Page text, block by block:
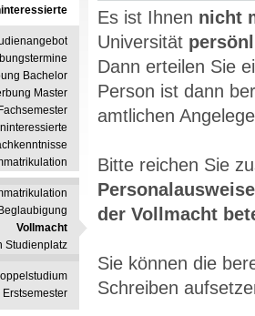
Bachelor
Master
Vollmacht
Studienplatz
Erstsemester
Es ist Ihnen nicht
Universität
Dann erteilen Sie
Person ist dann
amtlichen
Bitte reichen Sie
der Vollmacht
Sie können die
Schreiben